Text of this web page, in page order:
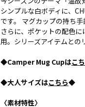
シンプルな白ボディに、
です。 マグカップの持ち
さらに、ポケットの配色
用。シリーズアイテムとの
◆Camper Mug Cupはこ
◆大人サイズはこちら◆
〈素材特性〉